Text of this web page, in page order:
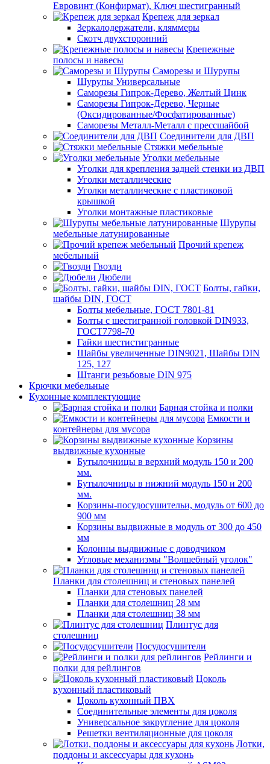
Евровинт (Конфирмат), Ключ шестигранный
Крепеж для зеркал
Зеркалодержатели, кляммеры
Скотч двухсторонний
Крепежные
полосы и навесы
Саморезы и Шурупы
Шурупы Универсальные
Саморезы Гипрок-Дерево, Желтый Цинк
Саморезы Гипрок-Дерево, Черные
(Оксидированные/Фосфатированные)
Саморезы Металл-Металл с прессшайбой
Соединители для ДВП
Стяжки мебельные
Уголки мебельные
Уголки для крепления задней стенки из ДВП
Уголки металлические
Уголки металлические с пластиковой
крышкой
Уголки монтажные пластиковые
Шурупы
мебельные латунированные
Прочий крепеж
мебельный
Гвозди
Дюбели
Болты, гайки,
шайбы DIN, ГОСТ
Болты мебельные, ГОСТ 7801-81
Болты с шестигранной головкой DIN933,
ГОСТ7798-70
Гайки шестистигранные
Шайбы увеличенные DIN9021, Шайбы DIN
125, 127
Штанги резьбовые DIN 975
Крючки мебельные
Кухонные комплектующие
Барная стойка и полки
Емкости и
контейнеры для мусора
Корзины
выдвижные кухонные
Бутылочницы в верхний модуль 150 и 200
мм.
Бутылочницы в нижний модуль 150 и 200
мм.
Корзины-посудосушительи, модуль от 600 до
900 мм
Корзины выдвижные в модуль от 300 до 450
мм
Колонны выдвижные с доводчиком
Угловые механизмы "Волшебный уголок"
Планки для столешниц и стеновых панелей
Планки для стеновых панелей
Планки для столешниц 28 мм
Планки для столешниц 38 мм
Плинтус для
столешниц
Посудосушители
Рейлинги и
полки для рейлингов
Цоколь
кухонный пластиковый
Цоколь кухонный ПВХ
Соединительные элементы для цоколя
Универсальное закругление для цоколя
Решетки вентиляционные для цоколя
Лотки,
поддоны и аксессуары для кухонь